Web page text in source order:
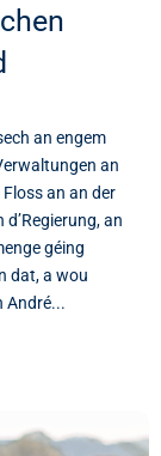
an engem
an
an an der
an
géing
dat, a wou
André...